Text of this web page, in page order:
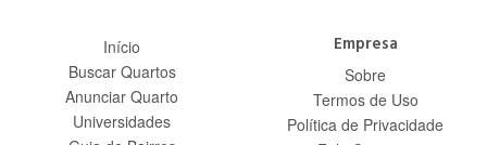
Início
Buscar Quartos
Anunciar Quarto
Universidades
Empresa
Sobre
Termos de Uso
Política de Privacidade